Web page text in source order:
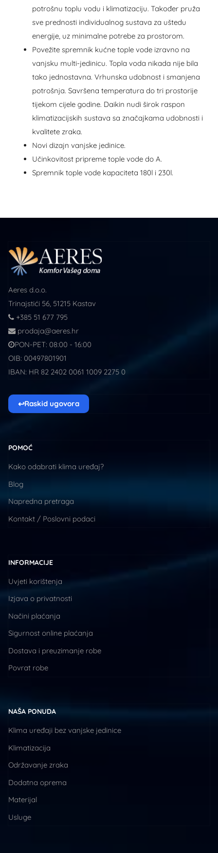
potrošnu toplu vodu i klimatizaciju. Također pruža
sve prednosti individualnog sustava za uštedu
energije, uz minimalne potrebe za prostorom.
Povežite spremnik kućne tople vode izravno na
vanjsku multi-jedinicu. Topla voda nikada nije bila
tako jednostavna. Vrhunska udobnost i smanjena
potrošnja. Savršena temperatura do tri prostorije
tijekom cijele godine. Daikin nudi širok raspon
klimatizacijskih sustava sa značajkama udobnosti i
kvalitete zraka.
Novi dizajn vanjske jedinice.
Učinkovitost pripreme tople vode do A.
Spremnik tople vode kapaciteta 180l i 230l.
Aeres d.o.o.
Trinajstići 56, 51215 Kastav
+385 51 677 795
prodaja@aeres.hr
PON-PET: 08:00 - 16:00
OIB: 00497801901
IBAN: HR 82 2402 0061 1009 2275 0
↩Raskid ugovora
POMOĆ
Kako odabrati klima uređaj?
Blog
Napredna pretraga
Kontakt / Poslovni podaci
INFORMACIJE
Uvjeti korištenja
Izjava o privatnosti
Načini plaćanja
Sigurnost online plaćanja
Dostava i preuzimanje robe
Povrat robe
NAŠA PONUDA
Klima uređaji bez vanjske jedinice
Klimatizacija
Održavanje zraka
Dodatna oprema
Materijal
Usluge